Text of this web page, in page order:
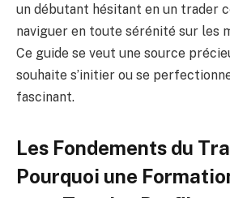
un débutant hésitant en un trader
naviguer en toute sérénité sur les
Ce guide se veut une source
souhaite s’initier ou se
fascinant.
Les Fondements du
Pourquoi une